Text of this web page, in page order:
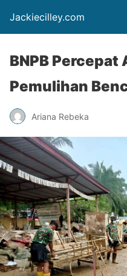
Jackiecilley.com
BNPB
Pemulihan
Ariana Rebeka